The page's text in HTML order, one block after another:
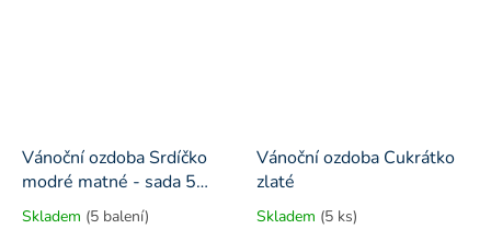
Vánoční ozdoba Srdíčko
modré matné - sada 5
kusů
Skladem (5 balení)
Vánoční ozdoba Cukrátko
zlaté
Skladem (5 ks)